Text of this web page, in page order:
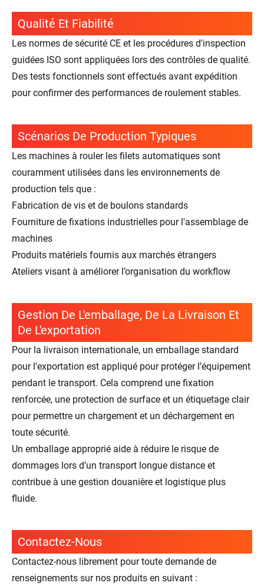
Qualité Et Fiabilité
Les normes de sécurité CE et les procédures d'inspection
guidées ISO sont appliquées lors des contrôles de qualité.
Des tests fonctionnels sont effectués avant expédition
pour confirmer des performances de roulement stables.
Scénarios De Production Typiques
Les machines à rouler les filets automatiques sont
couramment utilisées dans les environnements de
production tels que :
Fabrication de vis et de boulons standards
Fourniture de fixations industrielles pour l'assemblage de
machines
Produits matériels fournis aux marchés étrangers
Ateliers visant à améliorer l’organisation du workflow
Gestion De L'emballage, De La Livraison Et
De L'exportation
Pour la livraison internationale, un emballage standard
pour l’exportation est appliqué pour protéger l’équipement
pendant le transport. Cela comprend une fixation
renforcée, une protection de surface et un étiquetage clair
pour permettre un chargement et un déchargement en
toute sécurité.
Un emballage approprié aide à réduire le risque de
dommages lors d’un transport longue distance et
contribue à une gestion douanière et logistique plus
fluide.
Contactez-Nous
Contactez-nous librement pour toute demande de
renseignements sur nos produits en suivant :